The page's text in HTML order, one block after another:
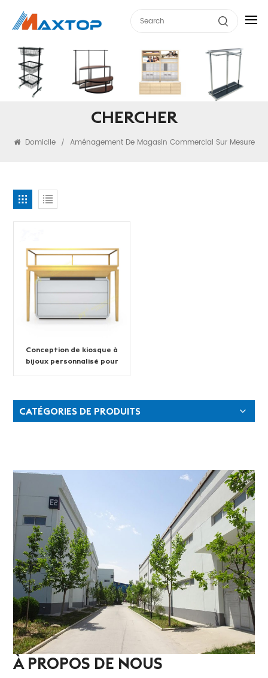
CHERCHER
Domicile / Aménagement De Magasin Commercial Sur Mesure
Conception de kiosque à
bijoux personnalisé pour
CATÉGORIES DE PRODUITS
À PROPOS DE NOUS